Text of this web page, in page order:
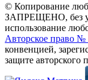
© Копирование
ЗАПРЕЩЕНО, без
использование
Авторское право №
конвенцией,
защите